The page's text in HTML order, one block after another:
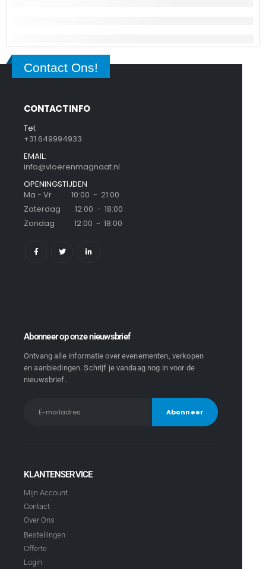
Contact Ons!
CONTACT INFO
Tel:
+31 649994933
EMAIL:
info@vloerenmagnaat.nl
OPENINGSTIJDEN
Ma - Vr 10:00 - 21:00
Zaterdag 12:00 - 18:00
Zondag 12:00 - 18:00
Abonneer op onze nieuwsbrief
Ontvang alle informatie over evenementen, verkopen
en aanbiedingen. Schrijf je vandaag nog in voor de
nieuwsbrief.
KLANTENSERVICE
Mijn Account
Contact
Over Ons
Bestellingen
Offerte
Login